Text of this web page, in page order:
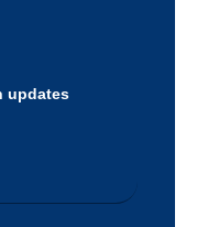
updates